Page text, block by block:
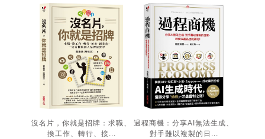
沒名片，你就是招牌：求職、
換工作、轉行、接...
過程商機：分享AI無法生成、
對手難以複製的日...